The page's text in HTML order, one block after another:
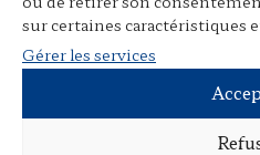
sur certaines caractéristiques
Gérer les services
Présentation
Ouvrages individuels